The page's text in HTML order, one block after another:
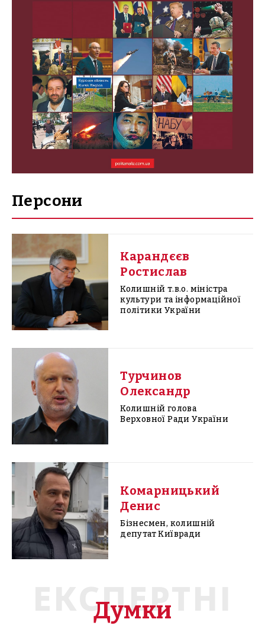
Персони
Карандєєв
Ростислав
Колишній т.в.о. міністра
культури та інформаційної
політики України
Турчинов
Олександр
Колишній голова
Верховної Ради України
Комарницький
Денис
Бізнесмен, колишній
депутат Київради
ЕКСПЕРТНІ
Думки